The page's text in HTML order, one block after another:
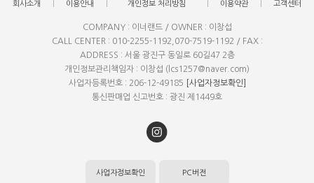
회사소개 이용안내 개인정보 처리방침 이용약관 고객센터
COMPANY : 이너랜드 / OWNER : 이창섭
CALL CENTER : 010-2255-1192,070-7519-1192 / FAX :
ADDRESS : 서울 광진구 동일로 60길47 2층
개인정보관리책임자 : 이창섭 (lcs1257@naver.com)
사업자등록번호 : 206-12-49185
[사업자정보확인]
통신판매업 신고번호 : 광진 제1449호
사업자정보확인 PC버전